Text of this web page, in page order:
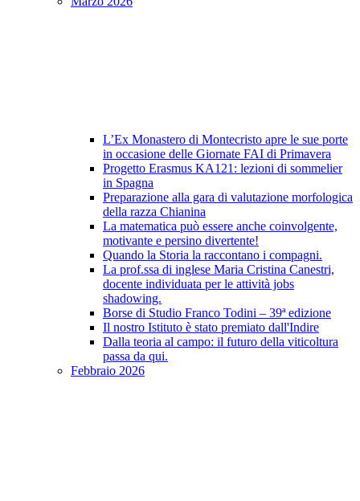
L’Ex Monastero di Montecristo apre le sue porte
in occasione delle Giornate FAI di Primavera
Progetto Erasmus KA121: lezioni di sommelier
in Spagna
Preparazione alla gara di valutazione morfologica
della razza Chianina
La matematica può essere anche coinvolgente,
motivante e persino divertente!
Quando la Storia la raccontano i compagni.
La prof.ssa di inglese Maria Cristina Canestri,
docente individuata per le attività jobs
shadowing.
Borse di Studio Franco Todini – 39ª edizione
Il nostro Istituto è stato premiato dall'Indire
Dalla teoria al campo: il futuro della viticoltura
passa da qui.
Febbraio 2026